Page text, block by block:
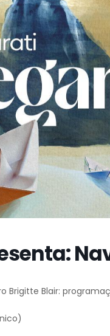
Blair: